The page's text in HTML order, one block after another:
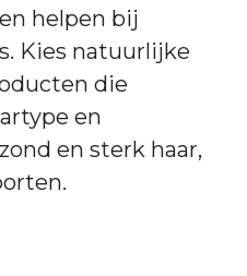
helpen bij
Kies natuurlijke
die
en
en sterk haar,